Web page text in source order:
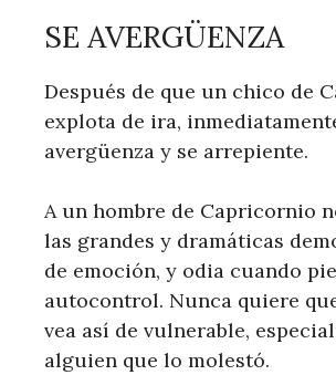
SE AVERGÜENZA
Después de que un chico de
explota de ira,
avergüenza y se arrepiente.
A un hombre de Capricornio
las grandes y dramáticas
de emoción, y odia cuando
autocontrol. Nunca quiere
vea así de vulnerable,
alguien que lo molestó.